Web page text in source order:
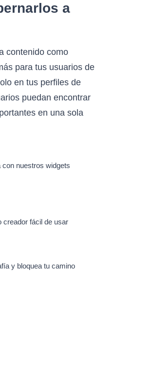
a
contenido como
para tus usuarios de
en tus perfiles de
puedan encontrar
en una sola
con nuestros widgets
creador fácil de usar
y bloquea tu camino